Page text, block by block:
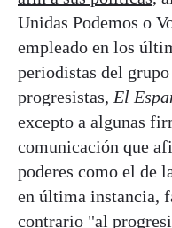
Unidas Podemos o
empleado en los
periodistas del grupo
progresistas, El
excepto a algunas
comunicación que
poderes como el de
en última instancia,
contrario "al